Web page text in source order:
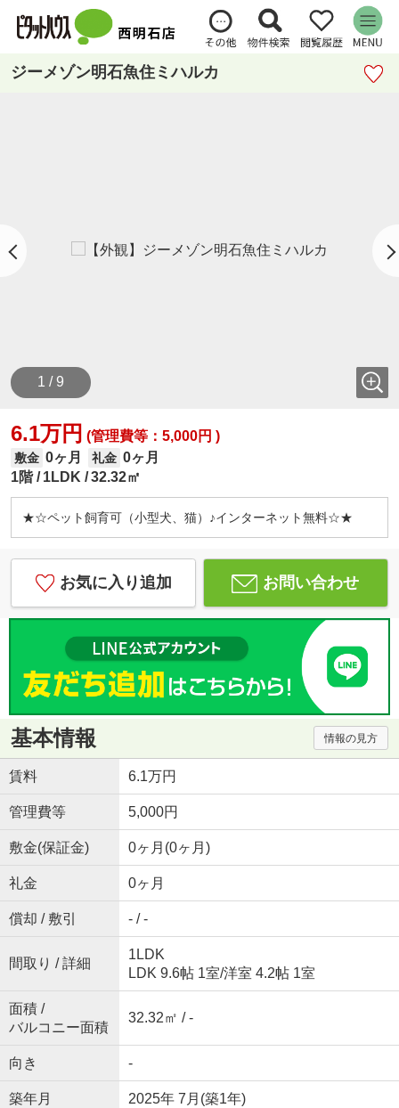
ジーメゾン明石魚住ミハルカ
1 / 9
6.1万円 (管理費等：5,000円 )
敷金 0ヶ月 礼金 0ヶ月
1階
1LDK 32.32㎡
★☆ペット飼育可（小型犬、猫）♪インターネット無料☆★
お気に入り追加 お問い合わせ
基本情報 情報の見方
賃料 6.1万円
管理費等 5,000円
敷金(保証金) 0ヶ月(0ヶ月)
礼金 0ヶ月
償却 / 敷引 - / -
間取り / 詳細
1LDK
LDK 9.6帖 1室/洋室 4.2帖 1室
面積 /
バルコニー面積
32.32㎡ / -
向き -
築年月 2025年 7月(築1年)